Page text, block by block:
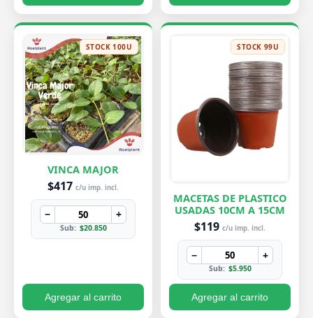
STOCK 100U
VINCA MAJOR
$417 c/u imp. incl.
− +
Sub: $20.850
Agregar al carrito
STOCK 99U
MACETAS DE PLASTICO
USADAS 10CM A 15CM
$119 c/u imp. incl.
− +
Sub: $5.950
Agregar al carrito